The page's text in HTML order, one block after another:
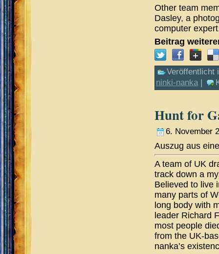
Other team
Dasley, a
computer
Beitrag
Veröffentlicht
ninki-nanka|
Hunt for
6. November
Auszug aus
A team of UK
track down a
Believed to live
many parts of
long body with
leader Richard
most people
from the UK-
nanka’s